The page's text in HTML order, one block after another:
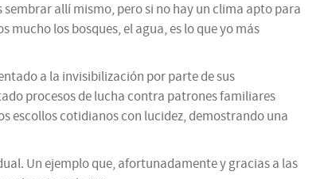
allí mismo, pero si no hay un clima apto para
los bosques, el agua, es lo que yo más
a la invisibilización por parte de sus
procesos de lucha contra patrones familiares
escollos cotidianos con lucidez, demostrando una
Un ejemplo que, afortunadamente y gracias a las